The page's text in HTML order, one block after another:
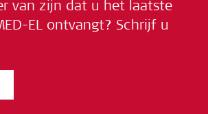
van zijn dat u het laatste
EL ontvangt? Schrijf u